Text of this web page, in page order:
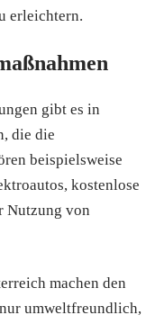
erleichtern.
gibt es in
die die
beispielsweise
kostenlose
Nutzung von
machen den
umweltfreundlich,